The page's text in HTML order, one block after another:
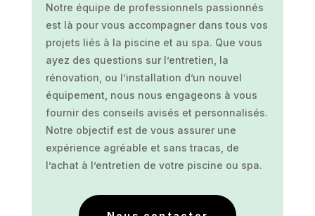
Notre équipe de professionnels passionnés
est là pour vous accompagner dans tous vos
projets liés à la piscine et au spa. Que vous
ayez des questions sur l’entretien, la
rénovation, ou l’installation d’un nouvel
équipement, nous nous engageons à vous
fournir des conseils avisés et personnalisés.
Notre objectif est de vous assurer une
expérience agréable et sans tracas, de
l’achat à l’entretien de votre piscine ou spa.